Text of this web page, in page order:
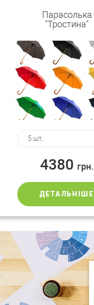
Парасолька
"Тростина"
4380 грн.
ДЕТАЛЬНІШЕ